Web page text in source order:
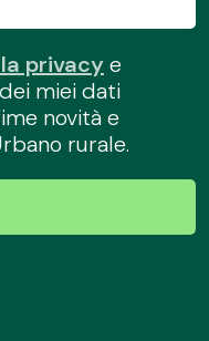
privacye
miei dati
novità e
rurale.